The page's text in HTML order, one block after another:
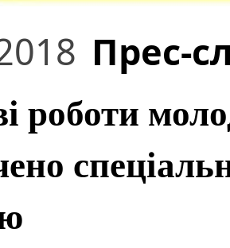
Прес-
роботи